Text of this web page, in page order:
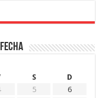
S
D
5
6